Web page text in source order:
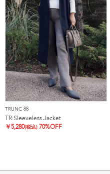
TRUNC 88
TR Sleeveless Jacket
￥5,280(税込) 70%OFF